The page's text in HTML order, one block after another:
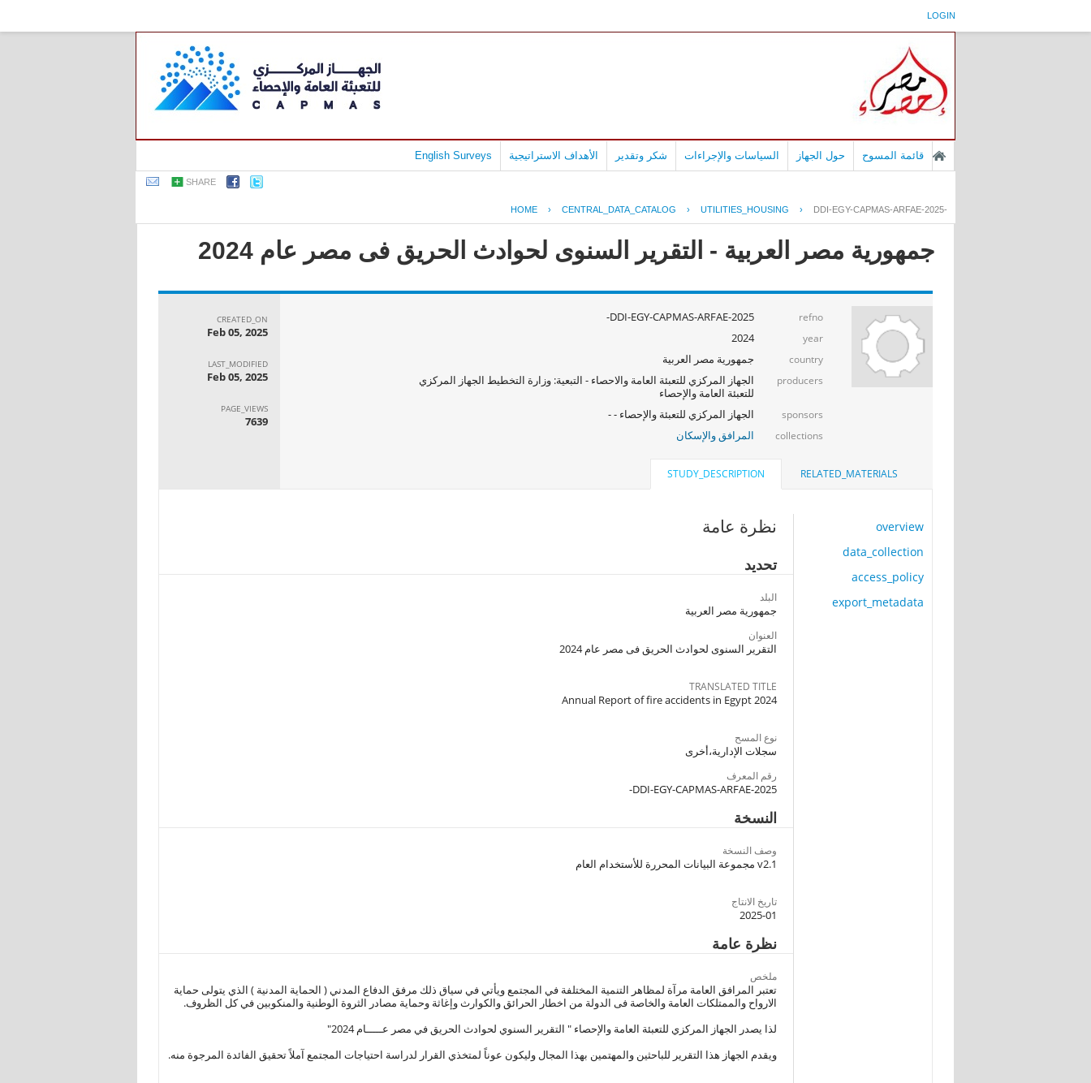
LOGIN
قائمة المسوح حول الجهاز السياسات والإجراءات شكر وتقدير الأهداف الاستراتيجية English Surveys
SHARE
HOME › CENTRAL_DATA_CATALOG › UTILITIES_HOUSING › DDI-EGY-CAPMAS-ARFAE-2025-
جمهورية مصر العربية - التقرير السنوى لحوادث الحريق فى مصر عام 2024
refno
DDI-EGY-CAPMAS-ARFAE-2025-
year
2024
country جمهورية مصر العربية
producers
الجهاز المركزي للتعبئة العامة والاحصاء - التبعية: وزارة التخطيط الجهاز المركزي
للتعبئة العامة والإحصاء
sponsors الجهاز المركزي للتعبئة والإحصاء - -
collections المرافق والإسكان
CREATED_ON
Feb 05, 2025
LAST_MODIFIED
Feb 05, 2025
PAGE_VIEWS
7639
RELATED_MATERIALS
STUDY_DESCRIPTION
overview
data_collection
access_policy
export_metadata
نظرة عامة
تحديد
البلد
جمهورية مصر العربية
العنوان
التقرير السنوى لحوادث الحريق فى مصر عام 2024
TRANSLATED TITLE
Annual Report of fire accidents in Egypt 2024
نوع المسح
سجلات الإدارية،أخرى
رقم المعرف
DDI-EGY-CAPMAS-ARFAE-2025-
النسخة
وصف النسخة
v2.1 مجموعة البيانات المحررة للأستخدام العام
تاريخ الانتاج
2025-01
نظرة عامة
ملخص
تعتبر المرافق العامة مرآة لمظاهر التنمية المختلفة في المجتمع ويأتي في سياق ذلك مرفق الدفاع المدني ( الحماية المدنية ) الذي يتولى حماية
الارواح والممتلكات العامة والخاصة فى الدولة من اخطار الحرائق والكوارث وإغاثة وحماية مصادر الثروة الوطنية والمنكوبين في كل الظروف.
لذا يصدر الجهاز المركزي للتعبئة العامة والإحصاء " التقرير السنوي لحوادث الحريق في مصر عـــــام 2024"
ويقدم الجهاز هذا التقرير للباحثين والمهتمين بهذا المجال وليكون عوناً لمتخذي القرار لدراسة احتياجات المجتمع آملاً تحقيق الفائدة المرجوة منه.